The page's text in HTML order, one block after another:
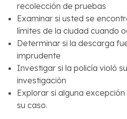
recolección de pruebas
Examinar si usted se
límites de la ciudad cuando
Determinar si la descarga
imprudente
Investigar si la policía violó
investigación
Explorar si alguna
su caso.